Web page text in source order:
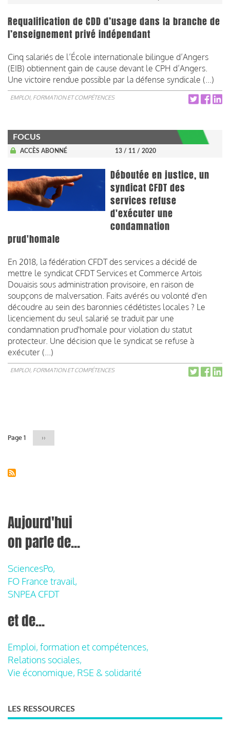
Requalification de CDD d’usage dans la branche de
l’enseignement privé indépendant
Cinq salariés de l’École internationale bilingue d’Angers
(EIB) obtiennent gain de cause devant le CPH d’Angers.
Une victoire rendue possible par la défense syndicale (...)
EMPLOI, FORMATION ET COMPÉTENCES
FOCUS
ACCÈS ABONNÉ 13 / 11 / 2020
Déboutée en justice, un
syndicat CFDT des
services refuse
d'exécuter une
condamnation
prud'homale
En 2018, la fédération CFDT des services a décidé de
mettre le syndicat CFDT Services et Commerce Artois
Douaisis sous administration provisoire, en raison de
soupçons de malversation. Faits avérés ou volonté d'en
découdre au sein des baronnies cédétistes locales ? Le
licenciement du seul salarié se traduit par une
condamnation prud'homale pour violation du statut
protecteur. Une décision que le syndicat se refuse à
exécuter (...)
EMPLOI, FORMATION ET COMPÉTENCES
Page 1
Page
››
Aujourd'hui
on parle de...
SciencesPo,
FO France travail,
SNPEA CFDT
et de...
Emploi, formation et compétences,
Relations sociales,
Vie économique, RSE & solidarité
LES RESSOURCES